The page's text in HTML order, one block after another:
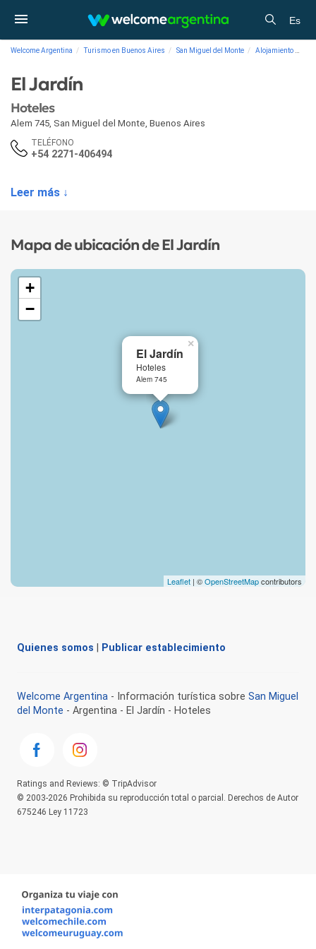
Es
Welcome Argentina Turismo en Buenos Aires San Miguel del Monte Alojamiento
El Jardín
Hoteles
Alem 745, San Miguel del Monte, Buenos Aires
TELÉFONO
+54 2271-406494
Leer más ↓
Mapa de ubicación de El Jardín
El Jardín
Hoteles
Alem 745
×
+
−
Leaflet | ©OpenStreetMapcontributors
Quienes somos Publicar establecimiento
Welcome Argentina - Información turística sobre San Miguel
del Monte - Argentina - El Jardín - Hoteles
Ratings and Reviews: © TripAdvisor
© 2003-2026 Prohibida su reproducción total o parcial. Derechos de Autor
675246 Ley 11723